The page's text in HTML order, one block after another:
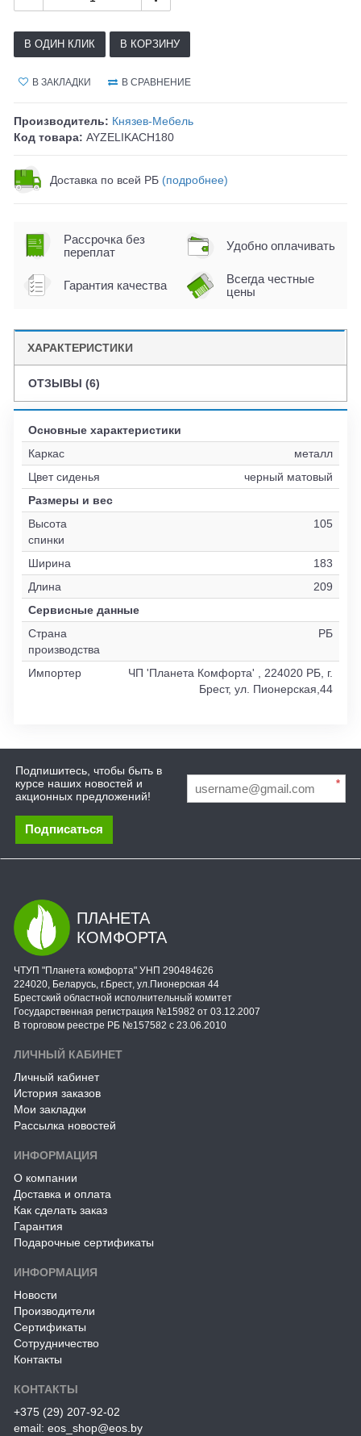
В ОДИН КЛИК В КОРЗИНУ
В ЗАКЛАДКИ В СРАВНЕНИЕ
Производитель: Князев-Мебель
Код товара: AYZELIKACH180
Доставка по всей РБ (подробнее)
Рассрочка без
переплат
Удобно оплачивать
Гарантия качества
Всегда честные
цены
ХАРАКТЕРИСТИКИ
ОТЗЫВЫ (6)
Основные характеристики
Каркас
металл
Цвет сиденья
черный матовый
Размеры и вес
Высота
спинки
105
Ширина
183
Длина
209
Сервисные данные
Страна
производства
РБ
Импортер
ЧП 'Планета Комфорта' , 224020 РБ, г.
Брест, ул. Пионерская,44
Подпишитесь, чтобы быть в
курсе наших новостей и
акционных предложений!
*
Подписаться
ПЛАНЕТА
КОМФОРТА
ЧТУП "Планета комфорта" УНП 290484626
224020, Беларусь, г.Брест, ул.Пионерская 44
Брестский областной исполнительный комитет
Государственная регистрация №15982 от 03.12.2007
В торговом реестре РБ №157582 с 23.06.2010
ЛИЧНЫЙ КАБИНЕТ
Личный кабинет
История заказов
Мои закладки
Рассылка новостей
ИНФОРМАЦИЯ
О компании
Доставка и оплата
Как сделать заказ
Гарантия
Подарочные сертификаты
ИНФОРМАЦИЯ
Новости
Производители
Сертификаты
Сотрудничество
Контакты
КОНТАКТЫ
+375 (29) 207-92-02
email: eos_shop@eos.by